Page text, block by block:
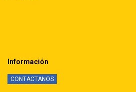
Información
CONTACTANOS